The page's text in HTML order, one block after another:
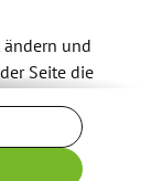
Abwasser
und
Seite die